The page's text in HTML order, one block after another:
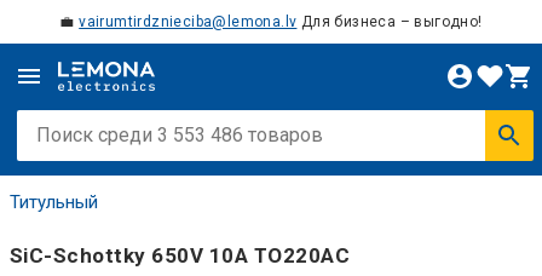
💼vairumtirdznieciba@lemona.lv Для бизнеса – выгодно!
Титульный
SiC-Schottky 650V 10A TO220AC